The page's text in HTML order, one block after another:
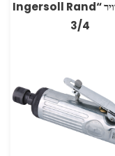
פטיש אוויר “Ingersoll Rand
3/4